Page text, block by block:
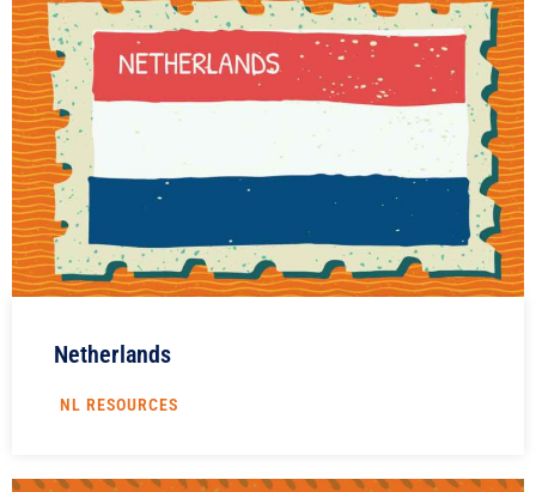
Netherlands
NL RESOURCES